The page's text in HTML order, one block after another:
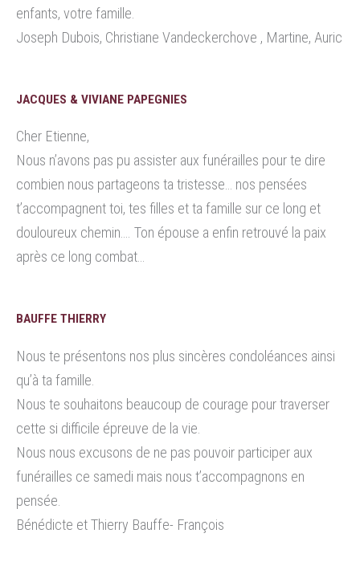
enfants, votre famille.
Joseph Dubois, Christiane Vandeckerchove , Martine, Auric
JACQUES & VIVIANE PAPEGNIES
Cher Etienne,
Nous n’avons pas pu assister aux funérailles pour te dire
combien nous partageons ta tristesse… nos pensées
t’accompagnent toi, tes filles et ta famille sur ce long et
douloureux chemin…. Ton épouse a enfin retrouvé la paix
après ce long combat…
BAUFFE THIERRY
Nous te présentons nos plus sincères condoléances ainsi
qu’à ta famille.
Nous te souhaitons beaucoup de courage pour traverser
cette si difficile épreuve de la vie.
Nous nous excusons de ne pas pouvoir participer aux
funérailles ce samedi mais nous t’accompagnons en
pensée.
Bénédicte et Thierry Bauffe- François